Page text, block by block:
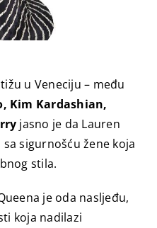
u Veneciju – među
Kim Kardashian,
jasno je da Lauren
sigurnošću žene koja
stila.
je oda nasljeđu,
koja nadilazi